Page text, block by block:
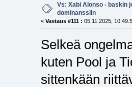
Vs: Xabi Alonso - baskin
dominanssiin
« Vastaus #111 : 05.11.2025,
Selkeä
kuten Pool ja
sittenkään